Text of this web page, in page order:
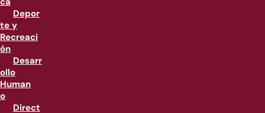
Depor
te y
Recreaci
ón
Desarr
ollo
Human
o
Direct